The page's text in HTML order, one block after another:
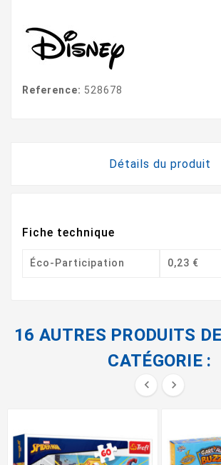
Reference: 528678
Détails du produit
Fiche technique
Éco-Participation 0,23 €
16 AUTRES PRODUITS
CATÉGORIE :
 